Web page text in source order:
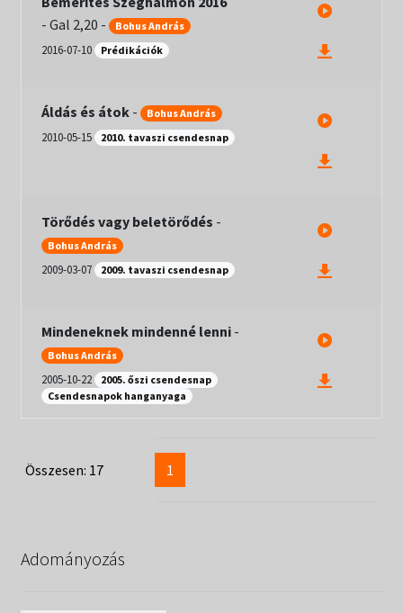
-Gal 2,20 - Bohus András
2016-07-10 Prédikációk
Áldás és átok - Bohus András
2010-05-15 2010. tavaszi csendesnap
Törődés vagy beletörődés -
Bohus András
2009-03-07 2009. tavaszi csendesnap
Mindeneknek mindenné lenni -
Bohus András
2005-10-22
2005. őszi csendesnap
Csendesnapok hanganyaga
Összesen: 17 1
Adományozás